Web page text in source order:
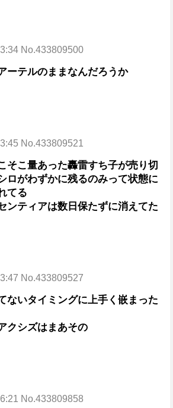
No.433809500
ーテルのままなんだろうか
No.433809521
そこ量あった轟雷すち子が売り切
ロがわずかに残るのみって状態に
てる
ンティアは数日保たずに消えてた
No.433809527
ないタイミングに上手く嵌まった
クシズはまあその
No.433809858